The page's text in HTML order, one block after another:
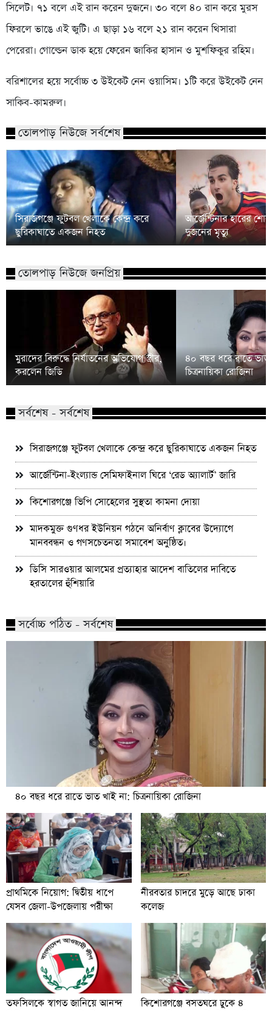
সিলেট। ৭১ বলে এই রান করেন দুজনে। ৩০ বলে ৪০ রান করে মুরস
ফিরলে ভাঙে এই জুটি। এ ছাড়া ১৬ বলে ২১ রান করেন থিসারা
পেরেরা। গোল্ডেন ডাক হয়ে ফেরেন জাকির হাসান ও মুশফিকুর রহিম।
বরিশালের হয়ে সর্বোচ্চ ৩ উইকেট নেন ওয়াসিম। ১টি করে উইকেট নেন
সাকিব-কামরুল।
তোলপাড় নিউজে সর্বশেষ
সিরাজগঞ্জে ফুটবল খেলাকে কেন্দ্র করে
ছুরিকাঘাতে একজন নিহত
আর্জেন্টিনার হারের
দুজনের মৃত্যু
তোলপাড় নিউজে জনপ্রিয়
মুরাদের বিরুদ্ধে নির্যাতনের অভিযোগ স্ত্রীর,
করলেন জিডি
৪০ বছর ধরে রাতে ভাত
চিত্রনায়িকা রোজিনা
সর্বশেষ - সর্বশেষ
সিরাজগঞ্জে ফুটবল খেলাকে কেন্দ্র করে ছুরিকাঘাতে একজন নিহত
আর্জেন্টিনা-ইংল্যান্ড সেমিফাইনাল ঘিরে ‘রেড অ্যালার্ট’ জারি
কিশোরগঞ্জে ভিপি সোহেলের সুস্থতা কামনা দোয়া
মাদকমুক্ত গুণধর ইউনিয়ন গঠনে অনির্বাণ ক্লাবের উদ্যোগে
মানববন্ধন ও গণসচেতনতা সমাবেশ অনুষ্ঠিত।
ডিসি সারওয়ার আলমের প্রত্যাহার আদেশ বাতিলের দাবিতে
হরতালের হুঁশিয়ারি
সর্বোচ্চ পঠিত - সর্বশেষ
৪০ বছর ধরে রাতে ভাত খাই না: চিত্রনায়িকা রোজিনা
প্রাথমিকে নিয়োগ: দ্বিতীয় ধাপে
যেসব জেলা-উপজেলায় পরীক্ষা
নীরবতার চাদরে মুড়ে আছে ঢাকা
কলেজ
তফসিলকে স্বাগত জানিয়ে আনন্দ
কিশোরগঞ্জে বসতঘরে ঢুকে ৪